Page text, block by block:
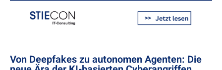
Von Deepfakes zu autonomen Agenten: Die